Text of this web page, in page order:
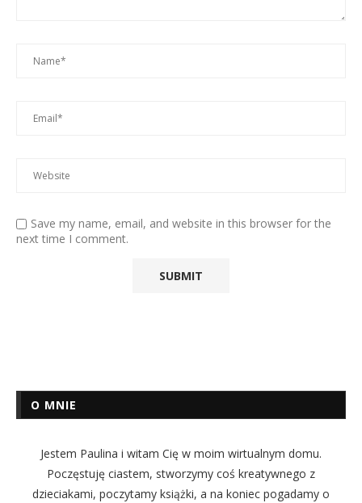
Save my name, email, and website in this browser for the
next time I comment.
O MNIE
Jestem Paulina i witam Cię w moim wirtualnym domu.
Poczęstuję ciastem, stworzymy coś kreatywnego z
dzieciakami, poczytamy książki, a na koniec pogadamy o